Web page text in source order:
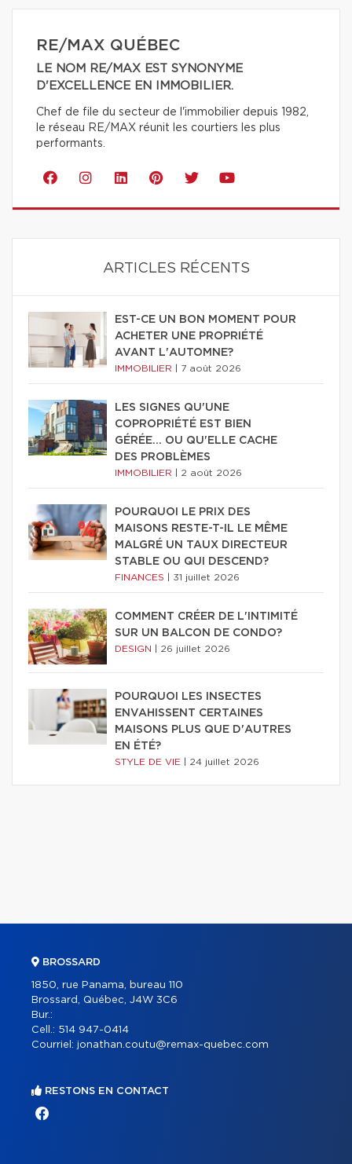
RE/MAX QUÉBEC
LE NOM RE/MAX EST SYNONYME
D'EXCELLENCE EN IMMOBILIER.
Chef de file du secteur de l'immobilier depuis 1982,
le réseau RE/MAX réunit les courtiers les plus
performants.
ARTICLES RÉCENTS
EST-CE UN BON MOMENT POUR
ACHETER UNE PROPRIÉTÉ
AVANT L'AUTOMNE?
IMMOBILIER 7 août 2026
LES SIGNES QU'UNE
COPROPRIÉTÉ EST BIEN
GÉRÉE… OU QU'ELLE CACHE
DES PROBLÈMES
IMMOBILIER 2 août 2026
POURQUOI LE PRIX DES
MAISONS RESTE-T-IL LE MÊME
MALGRÉ UN TAUX DIRECTEUR
STABLE OU QUI DESCEND?
FINANCES 31 juillet 2026
COMMENT CRÉER DE L'INTIMITÉ
SUR UN BALCON DE CONDO?
DESIGN 26 juillet 2026
POURQUOI LES INSECTES
ENVAHISSENT CERTAINES
MAISONS PLUS QUE D'AUTRES
EN ÉTÉ?
STYLE DE VIE 24 juillet 2026
BROSSARD
1850, rue Panama, bureau 110
Brossard, Québec, J4W 3C6
Bur.:
Cell.: 514 947-0414
Courriel: jonathan.coutu@remax-quebec.com
RESTONS EN CONTACT